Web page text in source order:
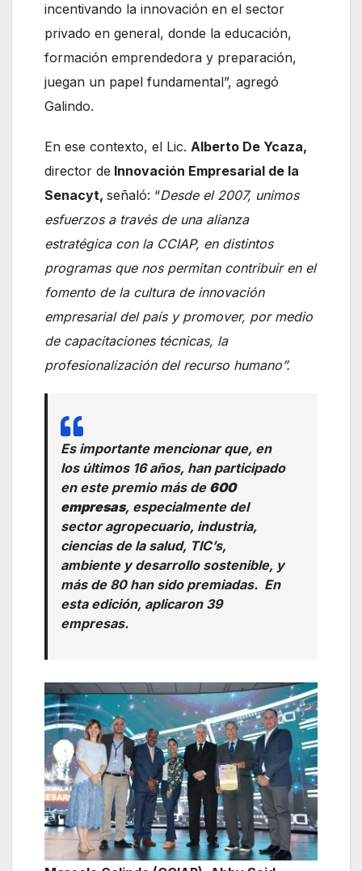
incentivando la innovación en el sector
privado en general, donde la educación,
formación emprendedora y preparación,
juegan un papel fundamental”, agregó
Galindo.
En ese contexto, el Lic. Alberto De Ycaza,
director de Innovación Empresarial de la
Senacyt, señaló: “Desde el 2007, unimos
esfuerzos a través de una alianza
estratégica con la CCIAP, en distintos
programas que nos permitan contribuir en el
fomento de la cultura de innovación
empresarial del país y promover, por medio
de capacitaciones técnicas, la
profesionalización del recurso humano”.
Es importante mencionar que, en
los últimos 16 años, han participado
en este premio más de 600
empresas, especialmente del
sector agropecuario, industria,
ciencias de la salud, TIC’s,
ambiente y desarrollo sostenible, y
más de 80 han sido premiadas. En
esta edición, aplicaron 39
empresas.